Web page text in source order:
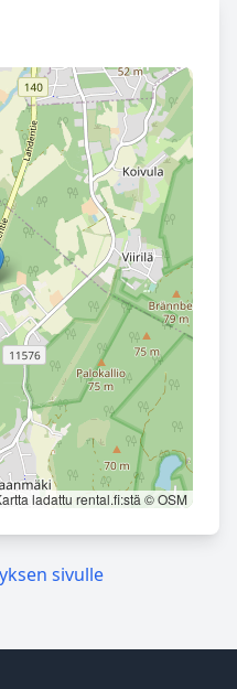
ladattu rental.fi:stä © OSM
sivulle